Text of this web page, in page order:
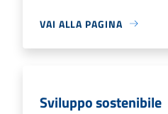
VAI ALLA PAGINA
Sviluppo sostenibile